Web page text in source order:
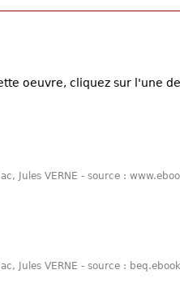
oeuvre, cliquez sur l'une
Jules VERNE - source :
Jules VERNE - source :